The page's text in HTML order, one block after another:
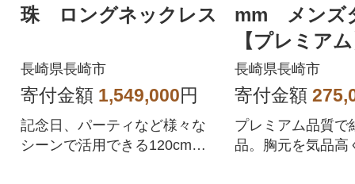
珠 ロングネックレス
長崎県長崎市
寄付金額 1,549,000円
記念日、パーティなど様々な
シーンで活用できる120cmロ
mm メンズ
【プレミア
長崎県長崎市
寄付金額
プレミアム品質で
品。胸元を気品高